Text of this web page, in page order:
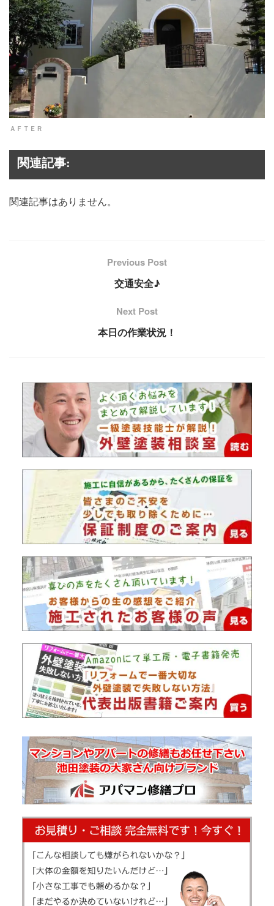
ＡＦＴＥＲ
関連記事:
関連記事はありません。
Previous Post
交通安全♪
Next Post
本日の作業状況！